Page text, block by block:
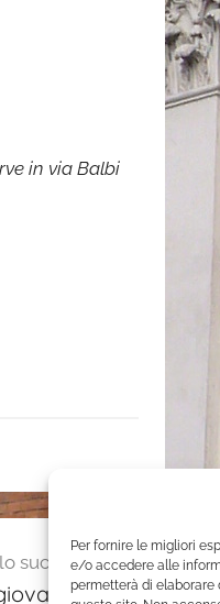
Per fornire le migliori
e/o accedere alle
permetterà di
in via Balbi
successivo
vi